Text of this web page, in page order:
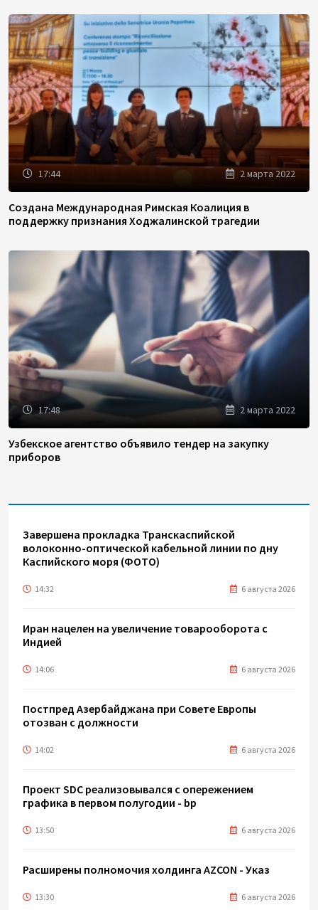
17:44 2 марта 2022
Создана Международная Римская Коалиция в
поддержку признания Ходжалинской трагедии
17:48 2 марта 2022
Узбекское агентство объявило тендер на закупку
приборов
Завершена прокладка Транскаспийской
волоконно-оптической кабельной линии по дну
Каспийского моря (ФОТО)
14:32 6 августа 2026
Иран нацелен на увеличение товарооборота с
Индией
14:06 6 августа 2026
Постпред Азербайджана при Совете Европы
отозван с должности
14:02 6 августа 2026
Проект SDC реализовывался с опережением
графика в первом полугодии - bp
13:50 6 августа 2026
Расширены полномочия холдинга AZCON - Указ
13:30 6 августа 2026